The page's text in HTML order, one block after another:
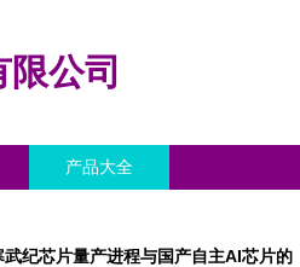
公司
产品大全
武纪芯片量产进程与国产自主AI芯片的